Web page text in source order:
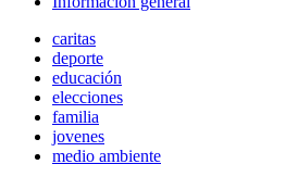
caritas
deporte
educación
elecciones
familia
jovenes
medio ambiente